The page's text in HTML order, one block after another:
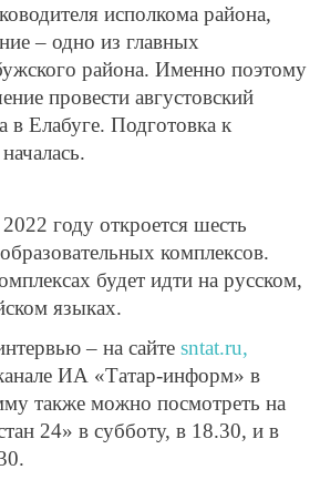
исполкома района,
– одно из главных
района. Именно поэтому
провести августовский
в Елабуге. Подготовка к
году откроется шесть
комплексов.
будет идти на русском,
языках.
– на сайте sntat.ru,
ИА «Татар-информ» в
также можно посмотреть на
24» в субботу, в 18.30, и в